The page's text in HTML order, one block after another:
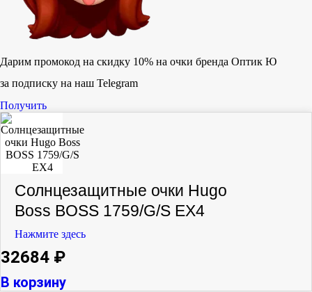
Дарим промокод на скидку 10% на очки бренда Оптик Ю
за подписку на наш Telegram
Получить
Солнцезащитные очки Hugo
Boss BOSS 1759/G/S EX4
Нажмите здесь
32684 ₽
В корзину